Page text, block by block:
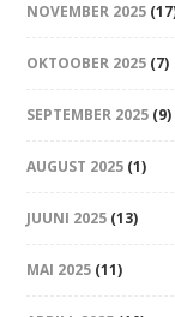
NOVEMBER 2025
OKTOOBER 2025 (7)
SEPTEMBER 2025 (9)
AUGUST 2025 (1)
JUUNI 2025 (13)
MAI 2025 (11)